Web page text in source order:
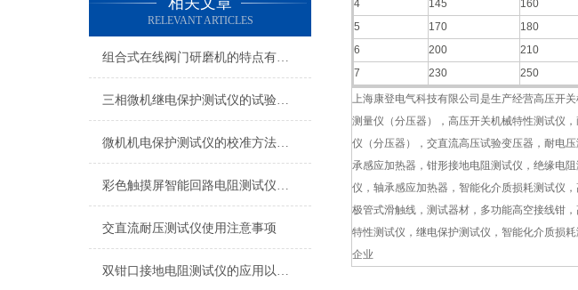
RELEVANT ARTICLES
组合式在线阀门研磨机的特点有哪些？
三相微机继电保护测试仪的试验方法
微机机电保护测试仪的校准方法与精度分析
彩色触摸屏智能回路电阻测试仪特性
交直流耐压测试仪使用注意事项
双钳口接地电阻测试仪的应用以及特性概述
4
145 160
5
170 180
6
200 210
7
230 250
上海康登电气科技有限公司是生产经营高压开
测量仪（分压器），高压开关机械特性测试仪
仪（分压器），交直流高压试验变压器，耐电
承感应加热器，钳形接地电阻测试仪，绝缘电
仪，轴承感应加热器，智能化介质损耗测试仪
极管式滑触线，测试器材，多功能高空接线钳
特性测试仪，继电保护测试仪，智能化介质损
企业